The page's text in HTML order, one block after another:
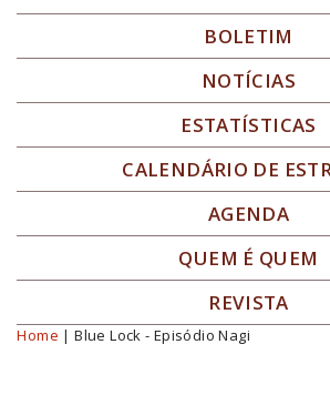
BOLETIM
NOTÍCIAS
ESTATÍSTICAS
CALENDÁRIO DE
AGENDA
QUEM É QUEM
REVISTA
Você está aqui
Home | Blue Lock - Episódio Nagi